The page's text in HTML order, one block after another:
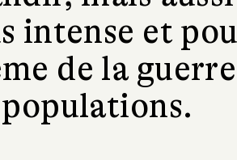
intense et
de la